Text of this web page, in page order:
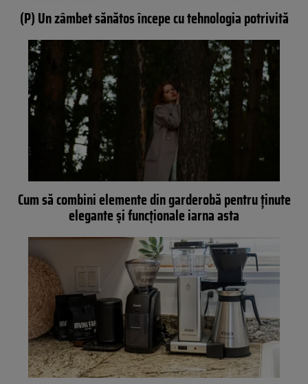
(P) Un zâmbet sănătos începe cu tehnologia potrivită
Cum să combini elemente din garderobă pentru ținute
elegante și funcționale iarna asta